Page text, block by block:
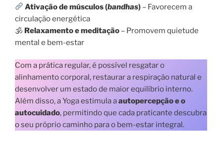
Ativação de músculos (bandhas) – Favorecem a
circulação energética
🕉 Relaxamento e meditação – Promovem quietude
mental e bem-estar
Com a prática regular, é possível resgatar o
alinhamento corporal, restaurar a respiração natural e
desenvolver um estado de maior equilíbrio interno.
Além disso, a Yoga estimula aautopercepção e o
autocuidado, permitindo que cada praticante descubra
o seu próprio caminho para o bem-estar integral.